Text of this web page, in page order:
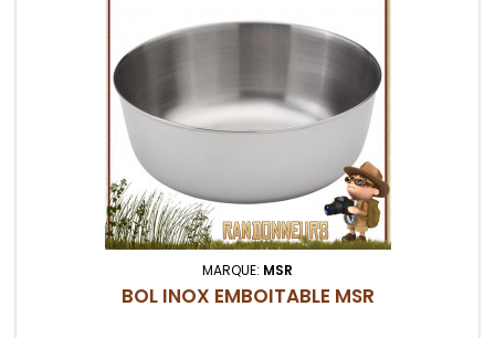
MARQUE: MSR
BOL INOX EMBOITABLE MSR